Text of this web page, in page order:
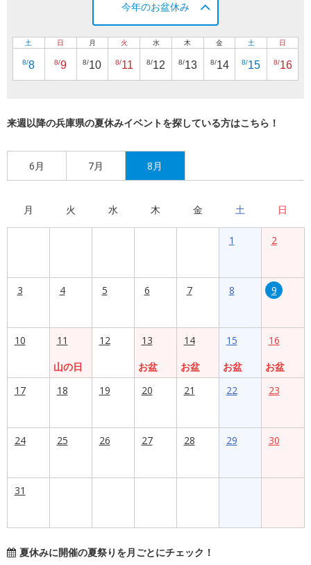
今年のお盆休み
土
8/8
日
8/9
月
8/10
火
8/11
水
8/12
木
8/13
金
8/14
土
8/15
日
8/16
来週以降の兵庫県の夏休みイベントを探している方はこちら！
6月 7月 8月
月 火 水 木 金 土 日
1 2
3 4 5 6 7 8 9
10
11
山の日
12
13
お盆
14
お盆
15
お盆
16
お盆
17
18 19 20 21 22 23
24 25 26 27 28 29 30
31
夏休みに開催の夏祭りを月ごとにチェック！